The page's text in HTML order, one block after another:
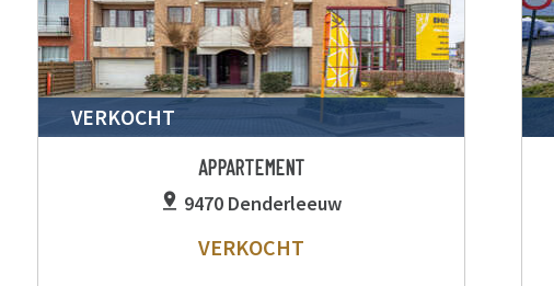
VERKOCHT
APPARTEMENT
9470 Denderleeuw
VERKOCHT